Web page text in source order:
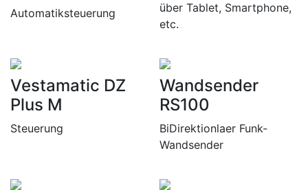
Automatiksteuerung
über Tablet, Smartphone,
etc.
Vestamatic DZ
Plus M
Steuerung
Wandsender
RS100
BiDirektionlaer Funk-
Wandsender